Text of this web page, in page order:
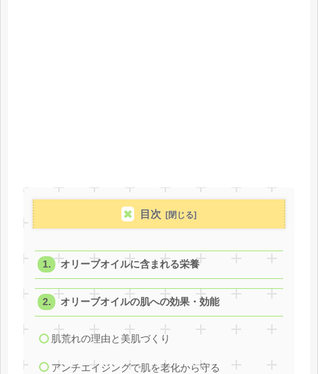
目次
オリーブオイルに含まれる栄養
オリーブオイルの肌への効果・効能
肌荒れの理由と美肌づくり
アンチエイジングで肌を老化から守る